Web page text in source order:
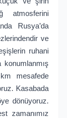
atmosferini
Rusya’da
ve
ruhani
konumlanmış
mesafede
Kasabada
dönüyoruz.
zamanımız